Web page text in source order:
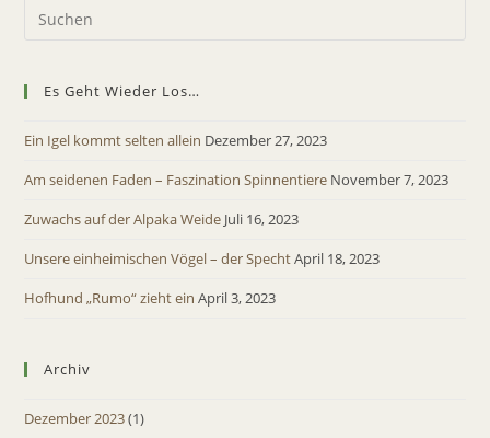
Es Geht Wieder Los…
Ein Igel kommt selten allein Dezember 27, 2023
Am seidenen Faden – Faszination Spinnentiere November 7, 2023
Zuwachs auf der Alpaka Weide Juli 16, 2023
Unsere einheimischen Vögel – der SpechtApril 18, 2023
Hofhund „Rumo“ zieht ein April 3, 2023
Archiv
Dezember 2023(1)